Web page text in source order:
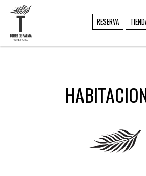
RESERVA